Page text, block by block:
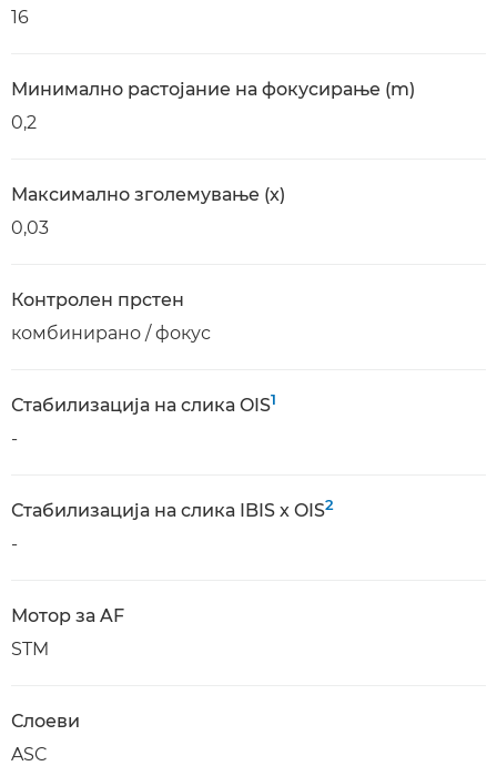
16
Минимално растојание на фокусирање (m)
0,2
Максимално зголемување (x)
0,03
Контролен прстен
комбинирано / фокус
Стабилизација на слика OIS1
-
Стабилизација на слика IBIS x OIS2
-
Мотор за AF
STM
Слоеви
ASC